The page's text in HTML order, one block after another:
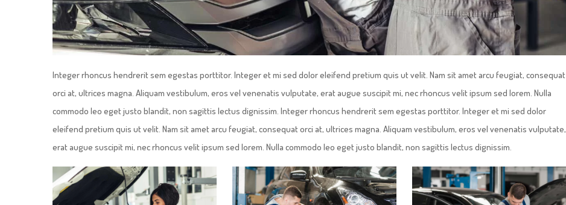
Integer rhoncus hendrerit sem egestas porttitor. Integer et mi sed dolor eleifend pretium quis ut velit. Nam sit amet arcu feugiat, consequat
orci at, ultrices magna. Aliquam vestibulum, eros vel venenatis vulputate, erat augue suscipit mi, nec rhoncus velit ipsum sed lorem. Nulla
commodo leo eget justo blandit, non sagittis lectus dignissim. Integer rhoncus hendrerit sem egestas porttitor. Integer et mi sed dolor
eleifend pretium quis ut velit. Nam sit amet arcu feugiat, consequat orci at, ultrices magna. Aliquam vestibulum, eros vel venenatis vulputate,
erat augue suscipit mi, nec rhoncus velit ipsum sed lorem. Nulla commodo leo eget justo blandit, non sagittis lectus dignissim.